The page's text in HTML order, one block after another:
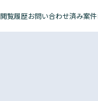
閲覧履歴お問い合わせ済み案件